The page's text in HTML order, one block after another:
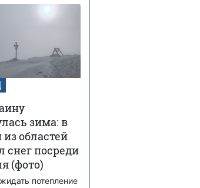
зима: в
из областей
снег посреди
(фото)
потепление